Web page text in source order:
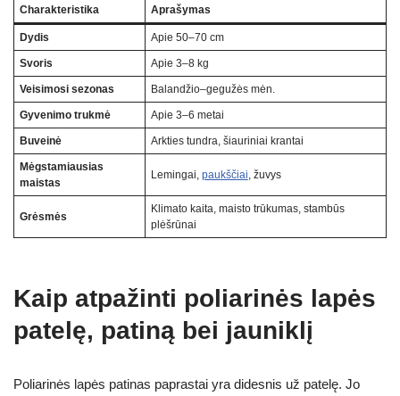
Charakteristika Aprašymas
Dydis Apie 50–70 cm
Svoris Apie 3–8 kg
Veisimosi sezonas Balandžio–gegužės mėn.
Gyvenimo trukmė Apie 3–6 metai
Buveinė Arkties tundra, šiauriniai krantai
Mėgstamiausias
maistas
Lemingai, paukščiai , žuvys
Grėsmės
Klimato kaita, maisto trūkumas, stambūs
plėšrūnai
Kaip atpažinti poliarinės lapės
patelę, patiną bei jauniklį
Poliarinės lapės patinas paprastai yra didesnis už patelę. Jo